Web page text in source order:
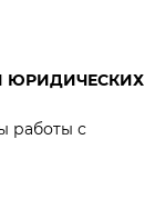
ЮРИДИЧЕСКИХ
работы с